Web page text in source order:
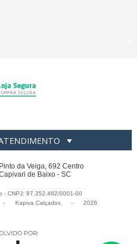
da Veiga, 692 Centro
de Baixo - SC
- CNPJ: 97.352.462/0001-00
Kapiva Calçados - 2026